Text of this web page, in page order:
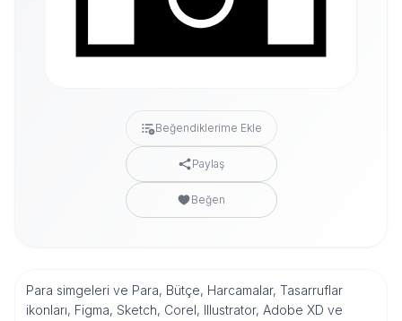
Beğendiklerime Ekle
Paylaş
Beğen
Para simgeleri ve Para, Bütçe, Harcamalar, Tasarruflar
ikonları, Figma, Sketch, Corel, Illustrator, Adobe XD ve